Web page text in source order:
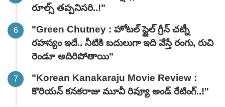
రూల్స్ తప్పనిసరి..!"
"Green Chutney : హోటల్ స్టైల్ గ్రీన్ చట్నీ
రహస్యం ఇదే.. నీటికి బదులుగా ఇది వేస్తే రంగు, రుచి
రెండూ అదిరిపోతాయి"
"Korean Kanakaraju Movie Review :
కొరియన్ కనకరాజు మూవీ రివ్యూ అండ్ రేటింగ్‌..!"